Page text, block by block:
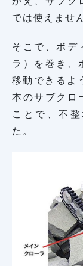
では使えませ
そこで、ボデ
ラ）を巻き、
移動できるよ
本のサブクロ
ことで、不
た。